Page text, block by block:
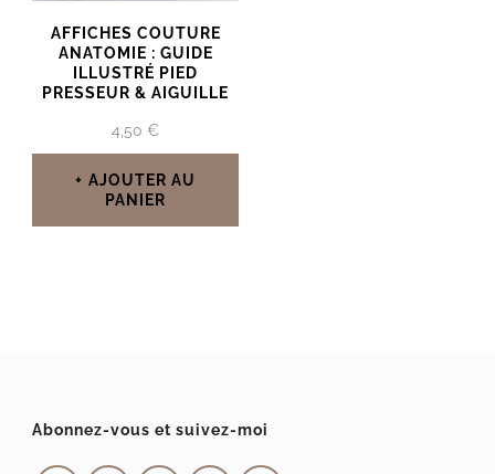
AFFICHES COUTURE
ANATOMIE : GUIDE
ILLUSTRÉ PIED
PRESSEUR & AIGUILLE
4,50€
AJOUTER AU
PANIER
Abonnez-vous et suivez-moi